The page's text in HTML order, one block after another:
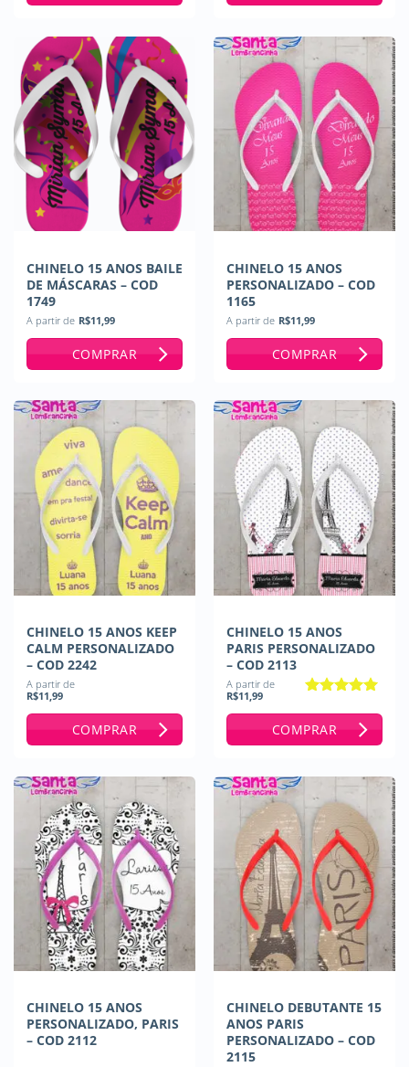
CHINELO 15 ANOS BAILE
DE MÁSCARAS – COD
1749
A partir de R$11,99
COMPRAR
CHINELO 15 ANOS
PERSONALIZADO – COD
1165
A partir de R$11,99
COMPRAR
CHINELO 15 ANOS KEEP
CALM PERSONALIZADO
– COD 2242
A partir de
R$11,99
COMPRAR
CHINELO 15 ANOS
PARIS PERSONALIZADO
– COD 2113
A partir de
R$11,99
COMPRAR
CHINELO 15 ANOS
PERSONALIZADO, PARIS
– COD 2112
CHINELO DEBUTANTE 15
ANOS PARIS
PERSONALIZADO – COD
2115